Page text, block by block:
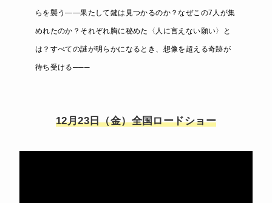
らを襲う――果たして鍵は見つかるのか？なぜこの7人が集
めれたのか？それぞれ胸に秘めた〈人に言えない願い〉と
は？すべての謎が明らかになるとき、想像を超える奇跡が
待ち受ける───
12月23日（金）全国ロードショー